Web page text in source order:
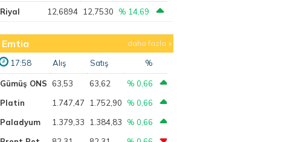
Riyal 12,6894 12,7530 % 14,69
Emtia daha fazla
17:58 Alış Satış %
Gümüş ONS 63,53 63,62
% 0,66
Platin
1.747,47 1.752,90
% 0,66
Paladyum
1.379,33 1.384,83
% 0,66